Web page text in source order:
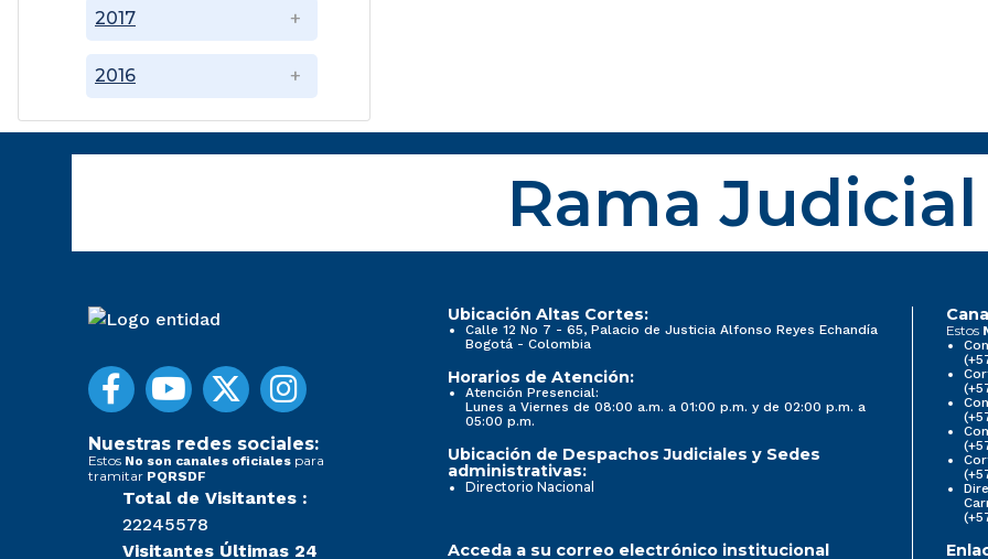
2016
2017
Rama Judicial
Nuestras redes sociales:
Estos No son canales oficiales para
tramitar PQRSDF
Total de Visitantes :
22245578
Visitantes Últimas 24
Ubicación Altas Cortes:
Calle 12 No 7 - 65, Palacio de Justicia Alfonso Reyes Echandía
Bogotá - Colombia
Horarios de Atención:
Atención Presencial:
Lunes a Viernes de 08:00 a.m. a 01:00 p.m. y de 02:00 p.m. a
05:00 p.m.
Ubicación de Despachos Judiciales y Sedes
administrativas:
Directorio Nacional
Estos
Acceda a su correo electrónico institucional